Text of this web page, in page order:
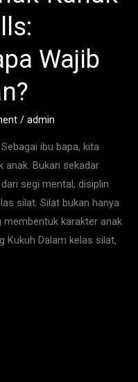
Wajib
/admin
ibu bapa, kita
anak. Bukan sekadar
segi mental, disiplin
silat. Silat bukan hanya
membentuk karakter anak
Kukuh Dalam kelas silat,